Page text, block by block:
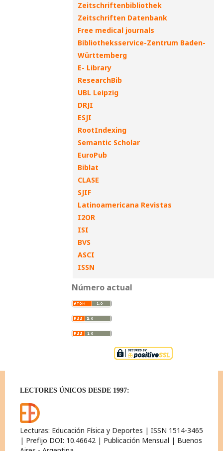
Zeitschriftenbibliothek
Zeitschriften Datenbank
Free medical journals
Bibliotheksservice-Zentrum Baden-
Württemberg
E- Library
ResearchBib
UBL Leipzig
DRJI
ESJI
RootIndexing
Semantic Scholar
EuroPub
Biblat
CLASE
SJIF
Latinoamericana Revistas
I2OR
ISI
BVS
ASCI
ISSN
Número actual
LECTORES ÚNICOS DESDE 1997:
Lecturas: Educación Física y Deportes | ISSN 1514-3465
| Prefijo DOI: 10.46642 | Publicación Mensual | Buenos